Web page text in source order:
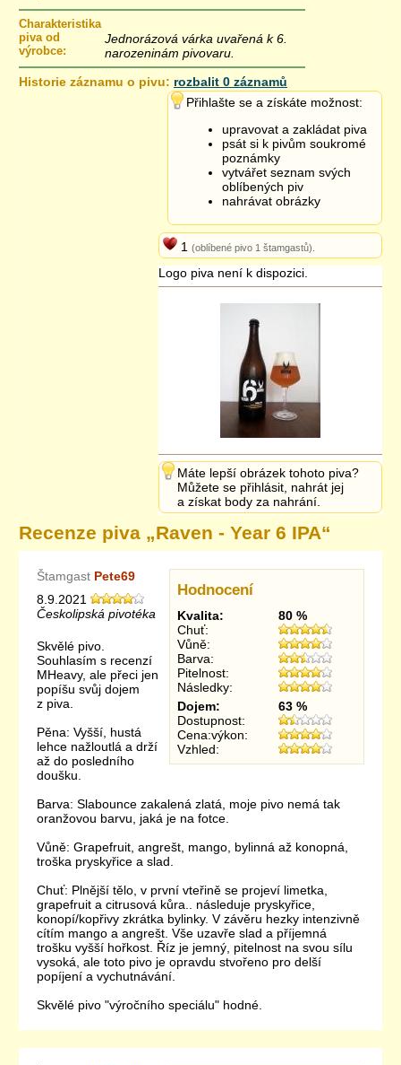
Charakteristika
piva od
výrobce:
Jednorázová várka uvařená k 6.
narozeninám pivovaru.
Historie záznamu o pivu: rozbalit 0 záznamů
Přihlašte se a získáte možnost:
upravovat a zakládat piva
psát si k pivům soukromé
poznámky
vytvářet seznam svých
oblíbených piv
nahrávat obrázky
1 (oblíbené pivo 1 štamgastů).
Logo piva není k dispozici.
Máte lepší obrázek tohoto piva?
Můžete se přihlásit, nahrát jej
a získat body za nahrání.
Recenze piva „Raven - Year 6 IPA“
Hodnocení
Kvalita:
80 %
Chuť:
Vůně:
Barva:
Pitelnost:
Následky:
Dojem:
63 %
Dostupnost:
Cena:výkon:
Vzhled:
Štamgast Pete69
8.9.2021
Českolipská pivotéka
Skvělé pivo.
Souhlasím s recenzí
MHeavy, ale přeci jen
popíšu svůj dojem
z piva.
Pěna: Vyšší, hustá
lehce nažloutlá a drží
až do posledního
doušku.
Barva: Slabounce zakalená zlatá, moje pivo nemá tak
oranžovou barvu, jaká je na fotce.
Vůně: Grapefruit, angrešt, mango, bylinná až konopná,
troška pryskyřice a slad.
Chuť: Plnější tělo, v první vteřině se projeví limetka,
grapefruit a citrusová kůra.. následuje pryskyřice,
konopí/kopřivy zkrátka bylinky. V závěru hezky intenzivně
cítím mango a angrešt. Vše uzavře slad a příjemná
trošku vyšší hořkost. Říz je jemný, pitelnost na svou sílu
vysoká, ale toto pivo je opravdu stvořeno pro delší
popíjení a vychutnávání.
Skvělé pivo "výročního speciálu" hodné.